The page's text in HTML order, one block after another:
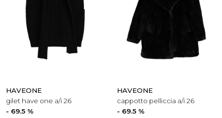
HAVEONE
gilet have one a/i 26
- 69.5 %
HAVEONE
cappotto pelliccia a/i 26
- 69.5 %